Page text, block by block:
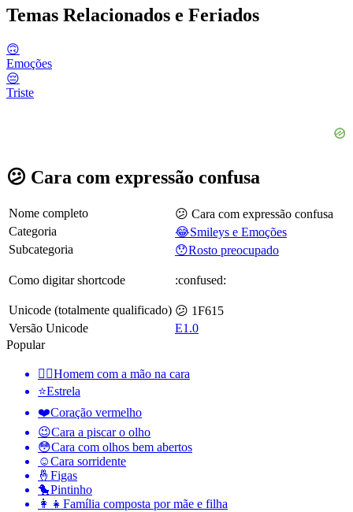
Temas Relacionados e Feriados
🙃
Emoções
😔
Triste
😕 Cara com expressão confusa
Nome completo
😕 Cara com expressão confusa
Categoria
😂Smileys e Emoções
Subcategoria
😯Rosto preocupado
Como digitar shortcode :confused:
Unicode (totalmente qualificado) 😕 1F615
Versão Unicode
E1.0
Popular
🤦‍♂️Homem com a mão na cara
⭐Estrela
❤️Coração vermelho
😉Cara a piscar o olho
😳Cara com olhos bem abertos
☺️Cara sorridente
🤞 Figas
🐤Pintinho
👩‍👧 Família composta por mãe e filha